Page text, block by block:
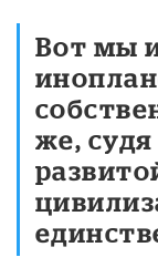
Вот мы
же,